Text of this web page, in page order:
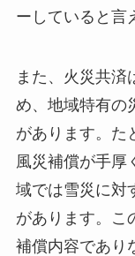
ーしていると言
また、火災共済
め、地域特有の
があります。た
風災補償が手厚
域では雪災に対
があります。こ
補償内容であり